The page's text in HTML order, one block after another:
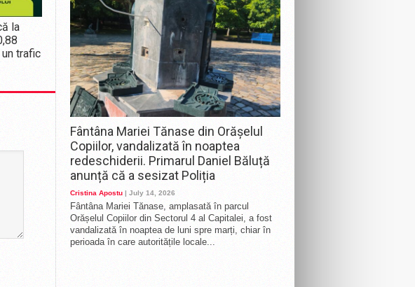
la
trafic
Fântâna Mariei Tănase din Orășelul
Copiilor, vandalizată în noaptea
redeschiderii. Primarul Daniel Băluță
anunță că a sesizat Poliția
Cristina Apostu | July 14, 2026
Fântâna Mariei Tănase, amplasată în parcul
Orășelul Copiilor din Sectorul 4 al Capitalei, a fost
vandalizată în noaptea de luni spre marți, chiar în
perioada în care autoritățile locale...